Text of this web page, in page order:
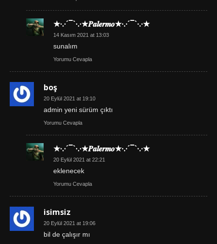
★·.·´¯`·.·★𝑷𝒂𝒍𝒆𝒓𝒎𝒐★·.·´¯`·.·★
14 Kasım 2021 at 13:03
sunalım
Yorumu Cevapla
boş
20 Eylül 2021 at 19:10
admin yeni sürüm çıktı
Yorumu Cevapla
★·.·´¯`·.·★𝑷𝒂𝒍𝒆𝒓𝒎𝒐★·.·´¯`·.·★
20 Eylül 2021 at 22:21
eklenecek
Yorumu Cevapla
isimsiz
20 Eylül 2021 at 19:06
bil de çalışır mı